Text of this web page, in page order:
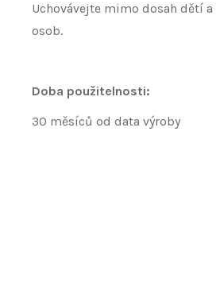
Uchovávejte mimo dosah dětí a
osob.
Doba použitelnosti:
30 měsíců od data výroby